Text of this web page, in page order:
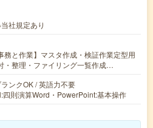
社規定あり
務と作業】マスタ作成・検証作業定型用
・整理・ファイリング一覧作成…
ンクOK / 英語力不要
則演算Word・PowerPoint:基本操作